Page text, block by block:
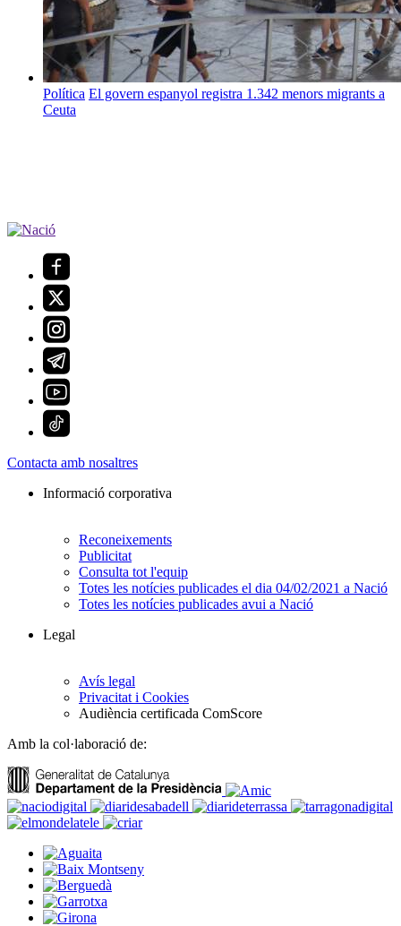
Política El govern espanyol registra 1.342 menors migrants a
Ceuta
Contacta amb nosaltres
Informació corporativa
Reconeixements
Publicitat
Consulta tot l'equip
Totes les notícies publicades el dia 04/02/2021 a Nació
Totes les notícies publicades avui a Nació
Legal
Avís legal
Privacitat i Cookies
Audiència certificada ComScore
Amb la col·laboració de: